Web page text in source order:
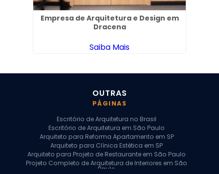
Empresa de Arquitetura e Design em
Dracena
Saiba Mais
OUTRAS
PÁGINAS
Escritório de Arquitetura no Brasil
Escritório de Arquitetura em São Paulo
Arquiteto para Reforma Apartamento em SP
Arquiteto para Clínica Estética em SP
Arquiteto para Projeto de Restaurante em São Paulo
Projeto Completo de Arquitetura de Interiores em São
Paulo